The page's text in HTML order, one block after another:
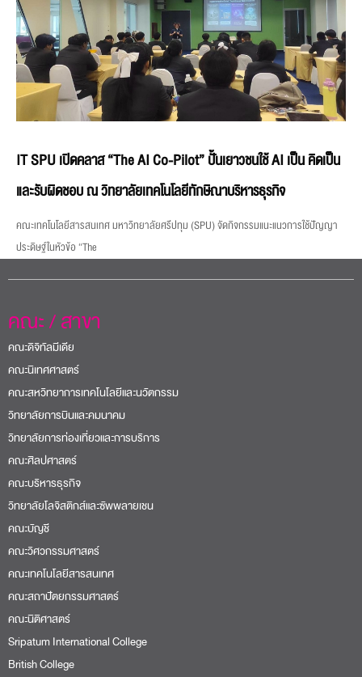
IT SPU เปิดคลาส “The AI Co-Pilot” ปั้นเยาวชนใช้ AI เป็น คิดเป็น
และรับผิดชอบ ณ วิทยาลัยเทคโนโลยีทักษิณาบริหารธุรกิจ
คณะเทคโนโลยีสารสนเทศ มหาวิทยาลัยศรีปทุม (SPU) จัดกิจกรรมแนะแนวการใช้ปัญญา
ประดิษฐ์ในหัวข้อ “The
คณะ / สาขา
คณะดิจิทัลมีเดีย
คณะนิเทศศาสตร์
คณะสหวิทยาการเทคโนโลยีและนวัตกรรม
วิทยาลัยการบินและคมนาคม
วิทยาลัยการท่องเที่ยวและการบริการ
คณะศิลปศาสตร์
คณะบริหารธุรกิจ
วิทยาลัยโลจิสติกส์และซัพพลายเชน
คณะบัญชี
คณะวิศวกรรมศาสตร์
คณะเทคโนโลยีสารสนเทศ
คณะสถาปัตยกรรมศาสตร์
คณะนิติศาสตร์
Sripatum International College
British College